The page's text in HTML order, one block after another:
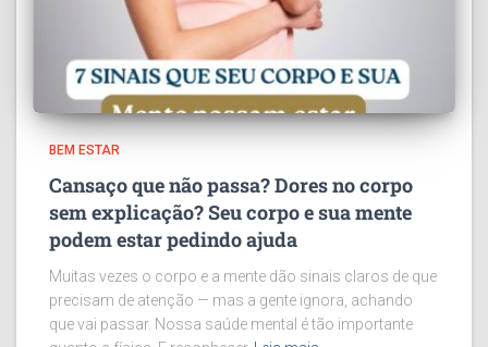
BEM ESTAR
Cansaço que não passa? Dores no corpo
sem explicação? Seu corpo e sua mente
podem estar pedindo ajuda
Muitas vezes o corpo e a mente dão sinais claros de que
precisam de atenção — mas a gente ignora, achando
que vai passar. Nossa saúde mental é tão importante